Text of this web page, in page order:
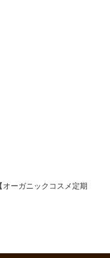
ーガニックコスメ定期